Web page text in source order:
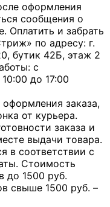
оформления
сообщения о
Оплатить и забрать
по адресу: г.
бутик 42Б, этаж 2
с
до 17:00
заказа,
от курьера.
заказа и
выдачи товара.
в соответствии с
Стоимость
до 1500 руб.
свыше 1500 руб. –